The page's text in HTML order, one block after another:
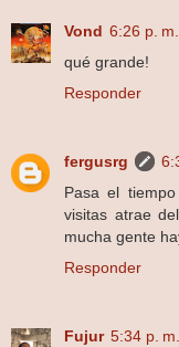
Vond 6:26 p.
qué grande!
Responder
fergusrg
Pasa el
visitas atrae
mucha gente
Responder
Fujur 5:34 p.